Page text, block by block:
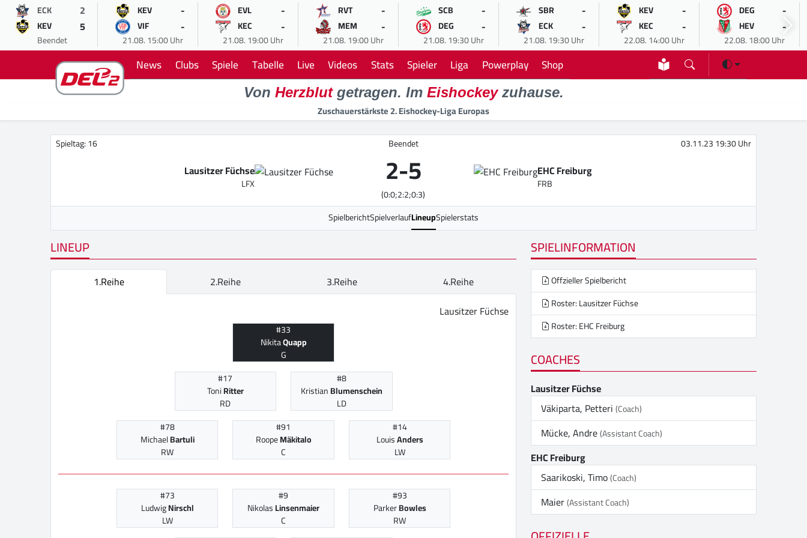
ECK 2
KEV 5
Beendet
KEV -
VIF -
21.08. 15:00 Uhr
EVL -
KEC -
21.08. 19:00 Uhr
RVT -
MEM -
21.08. 19:00 Uhr
SCB -
DEG -
21.08. 19:30 Uhr
SBR -
ECK -
21.08. 19:30 Uhr
KEV -
KEC -
22.08. 14:00 Uhr
DEG -
HEV -
22.08. 18:00 Uhr
News Clubs Spiele Tabelle Live Videos Stats Spieler Liga Powerplay Shop
Von Herzblutgetragen. Im Eishockeyzuhause.
Zuschauerstärkste 2. Eishockey-Liga Europas
Spieltag: 16 Beendet 03.11.23 19:30 Uhr
Lausitzer Füchse
LFX 2-5
(0:0;2:2;0:3)
EHC Freiburg
FRB
SpielberichtSpielverlaufLineupSpielerstats
LINEUP
1.Reihe 2.Reihe 3.Reihe
4.Reihe
Lausitzer Füchse
#33
NikitaQuapp
G
#17
ToniRitter
RD
#8
KristianBlumenschein
LD
#78
MichaelBartuli
RW
#91
RoopeMäkitalo
C
#14
LouisAnders
LW
#73
LudwigNirschl
LW
#9
NikolasLinsenmaier
C
#93
ParkerBowles
RW
SPIELINFORMATION
Offzieller Spielbericht
Roster: Lausitzer Füchse
Roster: EHC Freiburg
COACHES
Lausitzer Füchse
Väkiparta, Petteri(Coach)
Mücke, Andre(Assistant Coach)
EHC Freiburg
Saarikoski, Timo(Coach)
Maier(Assistant Coach)